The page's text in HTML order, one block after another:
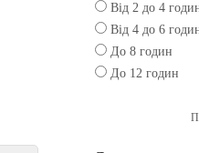
Від 2 до 4
Від 4 до 6
До 8 годин
До 12 годин